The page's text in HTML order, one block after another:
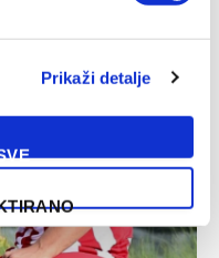
Prikaži detalje